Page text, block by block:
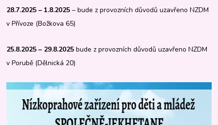
28.7.2025 – 1.8.2025 – bude z provozních důvodů uzavřeno NZDM
v Přívoze (Božkova 65)
25.8.2025 – 29.8.2025 bude z provozních důvodů uzavřeno NZDM
v Porubě (Dělnická 20)